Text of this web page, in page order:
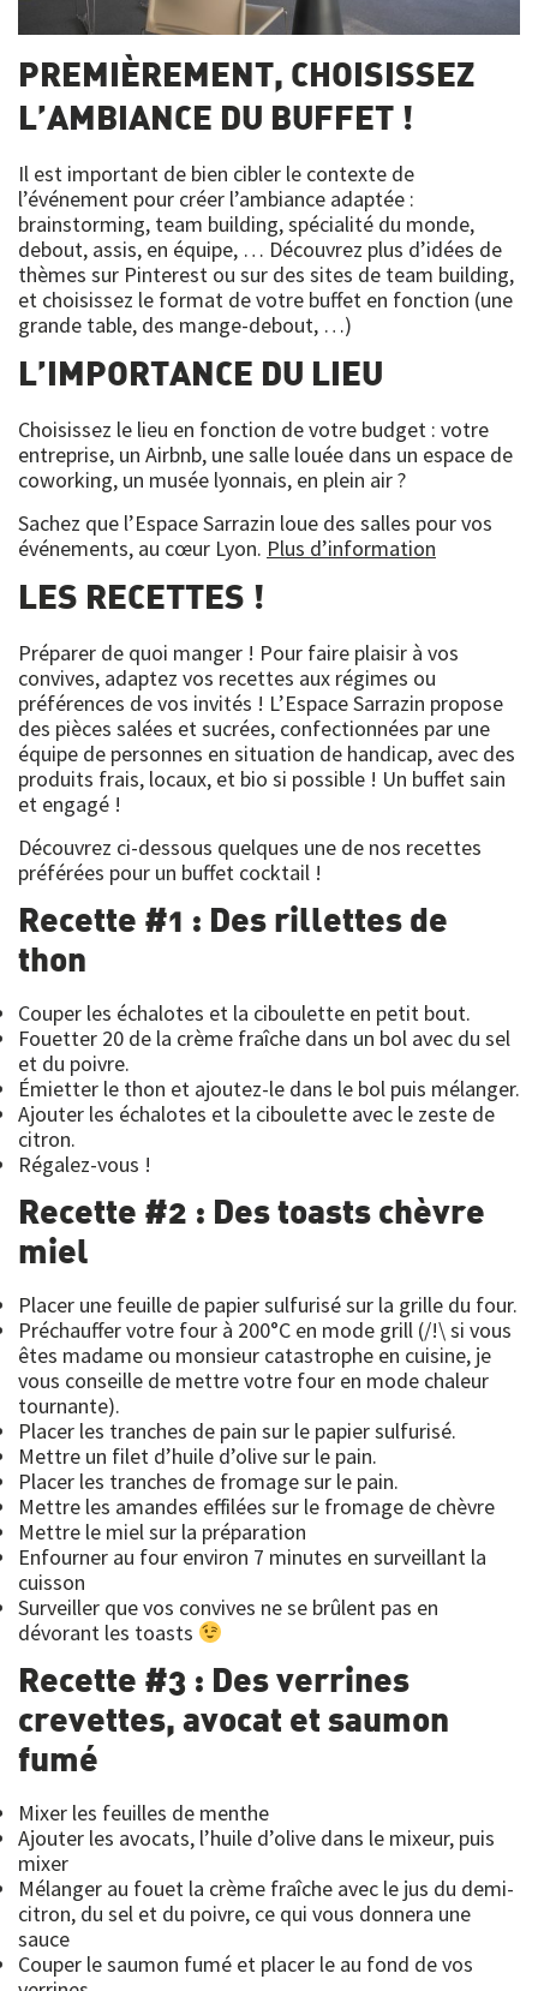
PREMIÈREMENT, CHOISISSEZ
L’AMBIANCE DU BUFFET !
Il est important de bien cibler le contexte de
l’événement pour créer l’ambiance adaptée :
brainstorming, team building, spécialité du monde,
debout, assis, en équipe, … Découvrez plus d’idées de
thèmes sur Pinterest ou sur des sites de team building,
et choisissez le format de votre buffet en fonction (une
grande table, des mange-debout, …)
L’IMPORTANCE DU LIEU
Choisissez le lieu en fonction de votre budget : votre
entreprise, un Airbnb, une salle louée dans un espace de
coworking, un musée lyonnais, en plein air ?
Sachez que l’Espace Sarrazin loue des salles pour vos
événements, au cœur Lyon. Plus d’information
LES RECETTES !
Préparer de quoi manger ! Pour faire plaisir à vos
convives, adaptez vos recettes aux régimes ou
préférences de vos invités ! L’Espace Sarrazin propose
des pièces salées et sucrées, confectionnées par une
équipe de personnes en situation de handicap, avec des
produits frais, locaux, et bio si possible ! Un buffet sain
et engagé !
Découvrez ci-dessous quelques une de nos recettes
préférées pour un buffet cocktail !
Recette #1 : Des rillettes de
thon
Couper les échalotes et la ciboulette en petit bout.
Fouetter 20 de la crème fraîche dans un bol avec du sel
et du poivre.
Émietter le thon et ajoutez-le dans le bol puis mélanger.
Ajouter les échalotes et la ciboulette avec le zeste de
citron.
Régalez-vous !
Recette #2 : Des toasts chèvre
miel
Placer une feuille de papier sulfurisé sur la grille du four.
Préchauffer votre four à 200°C en mode grill (/!\ si vous
êtes madame ou monsieur catastrophe en cuisine, je
vous conseille de mettre votre four en mode chaleur
tournante).
Placer les tranches de pain sur le papier sulfurisé.
Mettre un filet d’huile d’olive sur le pain.
Placer les tranches de fromage sur le pain.
Mettre les amandes effilées sur le fromage de chèvre
Mettre le miel sur la préparation
Enfourner au four environ 7 minutes en surveillant la
cuisson
Surveiller que vos convives ne se brûlent pas en
dévorant les toasts
Recette #3 : Des verrines
crevettes, avocat et saumon
fumé
Mixer les feuilles de menthe
Ajouter les avocats, l’huile d’olive dans le mixeur, puis
mixer
Mélanger au fouet la crème fraîche avec le jus du demi-
citron, du sel et du poivre, ce qui vous donnera une
sauce
Couper le saumon fumé et placer le au fond de vos